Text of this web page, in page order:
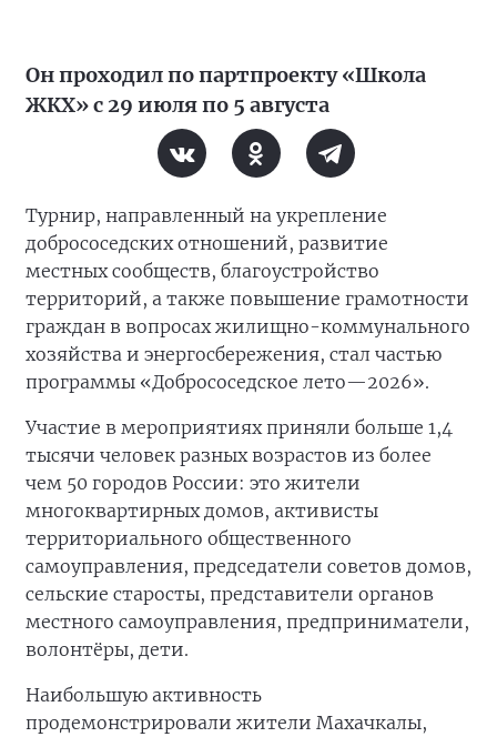
Он проходил по партпроекту «Школа
ЖКХ» с 29 июля по 5 августа
Турнир, направленный на укрепление
добрососедских отношений, развитие
местных сообществ, благоустройство
территорий, а также повышение грамотности
граждан в вопросах жилищно-коммунального
хозяйства и энергосбережения, стал частью
программы «Добрососедское лето—2026».
Участие в мероприятиях приняли больше 1,4
тысячи человек разных возрастов из более
чем 50 городов России: это жители
многоквартирных домов, активисты
территориального общественного
самоуправления, председатели советов домов,
сельские старосты, представители органов
местного самоуправления, предприниматели,
волонтёры, дети.
Наибольшую активность
продемонстрировали жители Махачкалы,